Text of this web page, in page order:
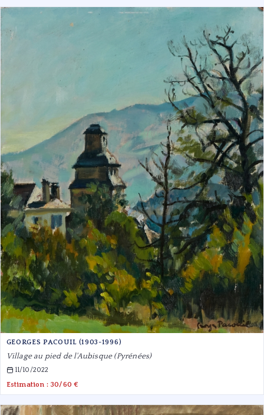
GEORGES PACOUIL (1903-1996)
Village au pied de l'Aubisque (Pyrénées)
11/10/2022
Estimation : 30/60 €